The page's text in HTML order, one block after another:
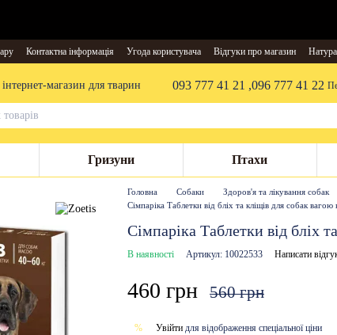
Контактна інформація Угода користувача Відгуки про магазин
магазин для тварин 093 777 41 21 ,096 777 41 22
Гризуни Птахи
Головна Собаки Здоров'я та лікування собак
Сімпаріка Таблетки від бліх та кліщів для собак
Сімпаріка Таблетки від бліх
В наявності Артикул: 10022533 Написати
460 грн 560 грн
% Увійти для відображення спеціальної ціни